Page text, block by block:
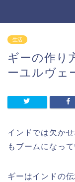
生活
ギーの作り
ーユルヴェ
インドでは欠か
もブームになって
ギーはインドの